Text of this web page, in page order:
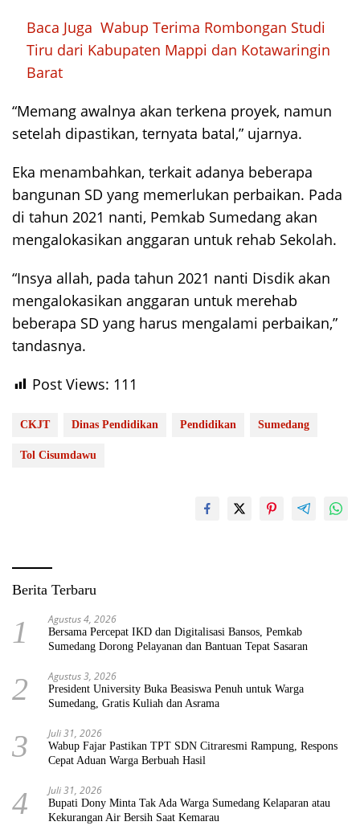
Baca Juga Wabup Terima Rombongan Studi
Tiru dari Kabupaten Mappi dan Kotawaringin
Barat
“Memang awalnya akan terkena proyek, namun
setelah dipastikan, ternyata batal,” ujarnya.
Eka menambahkan, terkait adanya beberapa
bangunan SD yang memerlukan perbaikan. Pada
di tahun 2021 nanti, Pemkab Sumedang akan
mengalokasikan anggaran untuk rehab Sekolah.
“Insya allah, pada tahun 2021 nanti Disdik akan
mengalokasikan anggaran untuk merehab
beberapa SD yang harus mengalami perbaikan,”
tandasnya.
Post Views: 111
CKJT Dinas Pendidikan Pendidikan Sumedang
Tol Cisumdawu
Berita Terbaru
1 Agustus 4, 2026
Bersama Percepat IKD dan Digitalisasi Bansos, Pemkab
Sumedang Dorong Pelayanan dan Bantuan Tepat Sasaran
2 Agustus 3, 2026
President University Buka Beasiswa Penuh untuk Warga
Sumedang, Gratis Kuliah dan Asrama
3 Juli 31, 2026
Wabup Fajar Pastikan TPT SDN Citraresmi Rampung, Respons
Cepat Aduan Warga Berbuah Hasil
4 Juli 31, 2026
Bupati Dony Minta Tak Ada Warga Sumedang Kelaparan atau
Kekurangan Air Bersih Saat Kemarau